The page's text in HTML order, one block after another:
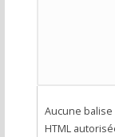
Aucune balise
HTML